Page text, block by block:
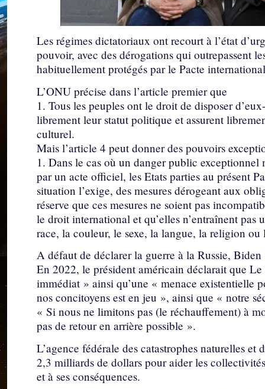
Les régimes dictatoriaux ont recourt à l’état
pouvoir, avec des dérogations qui outrepassent
habituellement protégés par le Pacte
L’ONU précise dans l’article premier que
1. Tous les peuples ont le droit de disposer
librement leur statut politique et assurent
culturel.
Mais l’article 4 peut donner des pouvoirs
1. Dans le cas où un danger public exceptionnel
par un acte officiel, les Etats parties au présent
situation l’exige, des mesures dérogeant aux
réserve que ces mesures ne soient pas
le droit international et qu’elles n’entraînent
race, la couleur, le sexe, la langue, la religion ou
A défaut de déclarer la guerre à la Russie,
En 2022, le président américain déclarait que
immédiat » ainsi qu’une « menace existentielle
nos concitoyens est en jeu », ainsi que « notre
« Si nous ne limitons pas (le réchauffement) à
pas de retour en arrière possible ».
L’agence fédérale des catastrophes naturelles
2,3 milliards de dollars pour aider les
et à ses conséquences.